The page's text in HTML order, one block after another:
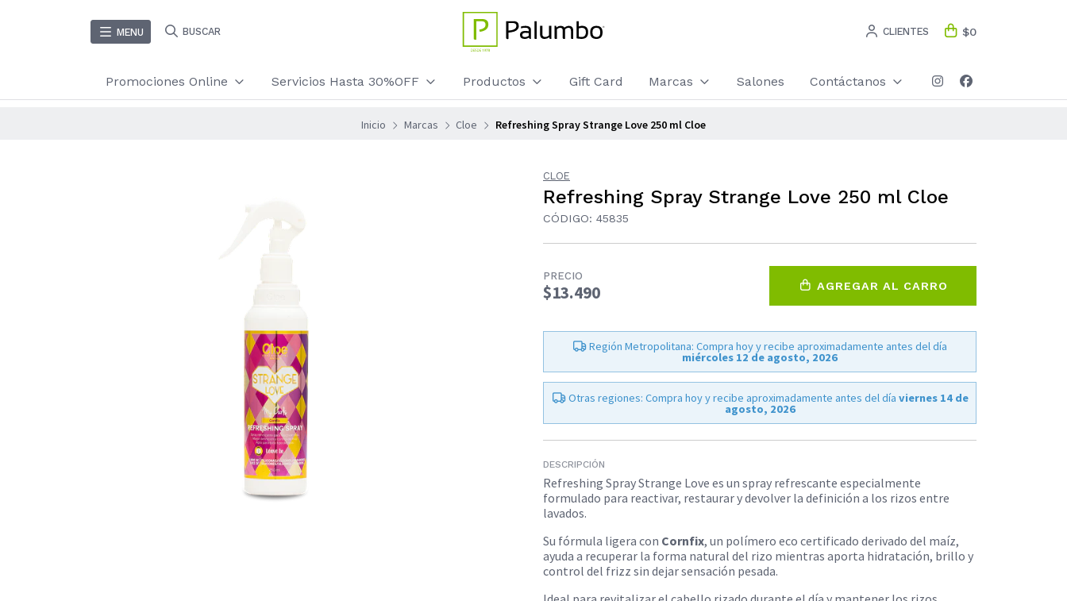
MENU BUSCAR CLIENTES $0
Promociones Online Servicios Hasta 30%OFF Productos Gift Card Marcas Salones Contáctanos
Inicio Marcas Cloe Refreshing Spray Strange Love 250 ml Cloe
CLOE
Refreshing Spray Strange Love 250 ml Cloe
CÓDIGO: 45835
PRECIO
$13.490 AGREGAR AL CARRO
Región Metropolitana: Compra hoy y recibe aproximadamente antes del día
miércoles 12 de agosto, 2026
Otras regiones: Compra hoy y recibe aproximadamente antes del día viernes 14 de
agosto, 2026
DESCRIPCIÓN
Refreshing Spray Strange Love es un spray refrescante especialmente
formulado para reactivar, restaurar y devolver la definición a los rizos entre
lavados.
Su fórmula ligera con Cornfix, un polímero eco certificado derivado del maíz,
ayuda a recuperar la forma natural del rizo mientras aporta hidratación, brillo y
control del frizz sin dejar sensación pesada.